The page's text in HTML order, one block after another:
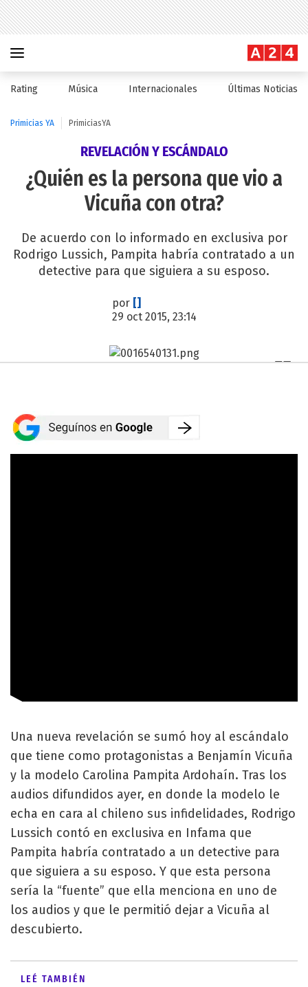
Rating Música Internacionales Últimas Noticias
Primicias YA PrimiciasYA
REVELACIÓN Y ESCÁNDALO
¿Quién es la persona que vio a
Vicuña con otra?
De acuerdo con lo informado en exclusiva por
Rodrigo Lussich, Pampita habría contratado a un
detective para que siguiera a su esposo.
por []
29 oct 2015, 23:14
Una nueva revelación se sumó hoy al escándalo
que tiene como protagonistas a Benjamín Vicuña
y la modelo Carolina Pampita Ardohaín. Tras los
audios difundidos ayer, en donde la modelo le
echa en cara al chileno sus infidelidades, Rodrigo
Lussich contó en exclusiva en Infama que
Pampita habría contratado a un detective para
que siguiera a su esposo. Y que esta persona
sería la “fuente” que ella menciona en uno de
los audios y que le permitió dejar a Vicuña al
descubierto.
LEÉ TAMBIÉN